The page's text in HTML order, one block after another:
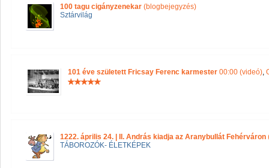
100 tagu cigányzenekar (blogbejegyzés)
Sztárvilág
101 éve született Fricsay Ferenc karmester 00:00 (videó),
1222. április 24. | II. András kiadja az Aranybullát Fehérváron
TÁBOROZÓK- ÉLETKÉPEK